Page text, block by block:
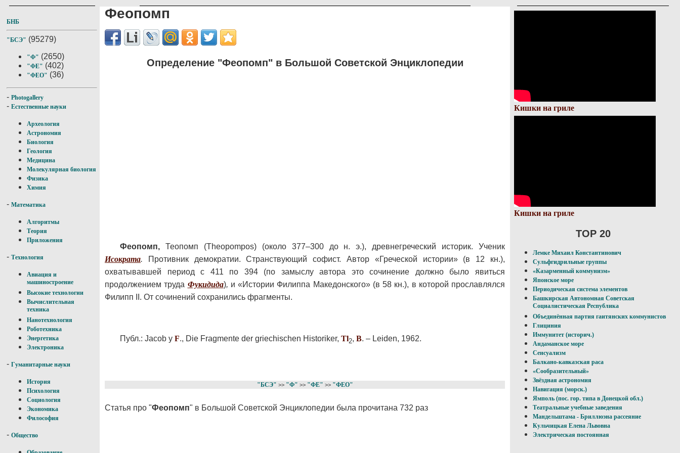
БНБ
"БСЭ" (95279)
"Ф" (2650)
"ФЕ" (402)
"ФЕО" (36)
- Photogallery
- Естественные науки
Археология
Астрономия
Биология
Геология
Медицина
Молекулярная биология
Физика
Химия
- Математика
Алгоритмы
Теория
Приложения
- Технология
Авиация и
машиностроение
Высокие технологии
Вычислительная
техника
Нанотехнология
Роботехника
Энергетика
Электроника
- Гуманитарные науки
История
Психология
Социология
Экономика
Философия
- Общество
Феопомп
Определение "Феопомп" в Большой Советской Энциклопедии
Феопомп, Теопомп (Theopompos) (около 377–300 до н. э.), древнегреческий историк. Ученик
Исократа. Противник демократии. Странствующий софист. Автор «Греческой истории» (в 12 кн.),
охватывавшей период с 411 по 394 (по замыслу автора это сочинение должно было явиться
продолжением труда Фукидида), и «Истории Филиппа Македонского» (в 58 кн.), в которой прославлялся
Филипп II. От сочинений сохранились фрагменты.
Публ.: Jacob у F., Die Fragmente der griechischen Historiker, Tl2, B. – Leiden, 1962.
"БСЭ" >> "Ф" >> "ФЕ" >> "ФЕО"
Статья про "Феопомп" в Большой Советской Энциклопедии была прочитана 732 раз
Кишки на гриле
Кишки на гриле
TOP 20
Лемке Михаил Константинович
Сульфгидрильные группы
«Казарменный коммунизм»
Японское море
Периодическая система элементов
Башкирская Автономная Советская
Социалистическая Республика
Объединённая партия гаитянских коммунистов
Глициния
Иммунитет (историч.)
Андаманское море
Сенсуализм
Балкано-кавказская раса
«Сообразительный»
Звёздная астрономия
Навигация (морск.)
Ямполь (пос. гор. типа в Донецкой обл.)
Театральные учебные заведения
Мандельштама - Бриллюэна рассеяние
Кульчицкая Елена Львовна
Электрическая постоянная